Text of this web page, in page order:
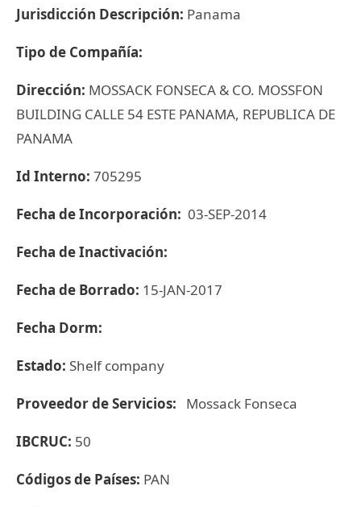
Jurisdicción Descripción: Panama
Tipo de Compañía:
Dirección: MOSSACK FONSECA & CO. MOSSFON
BUILDING CALLE 54 ESTE PANAMA, REPUBLICA DE
PANAMA
Id Interno: 705295
Fecha de Incorporación: 03-SEP-2014
Fecha de Inactivación:
Fecha de Borrado: 15-JAN-2017
Fecha Dorm:
Estado: Shelf company
Proveedor de Servicios: Mossack Fonseca
IBCRUC: 50
Códigos de Países: PAN